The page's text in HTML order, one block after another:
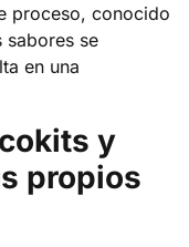
proceso, conocido
sabores se
en una
y
propios